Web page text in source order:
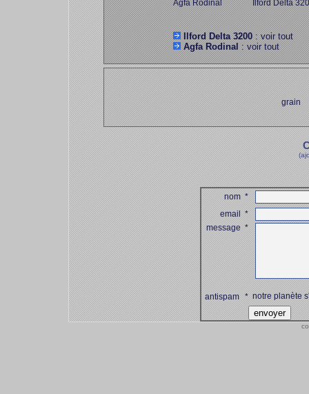
Agfa Rodinal
Ilford Delta
Ilford Delta 3200: voir tout
Agfa Rodinal: voir tout
grain
nom*
email*
message*
antispam *notre planète